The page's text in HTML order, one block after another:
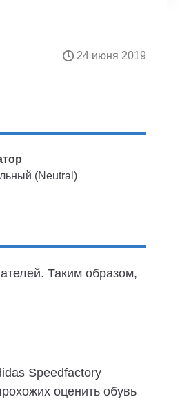
24 июня 2019
(Neutral)
Таким образом,
Speedfactory
оценить обувь